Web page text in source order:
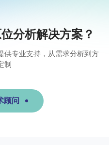
分析解决方案？
供专业支持，从需求分析到方
制
顾问